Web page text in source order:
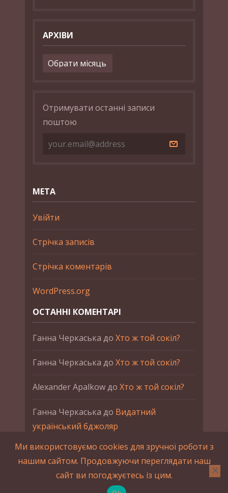
АРХІВИ
Архіви
Отримувати останні записи
поштою
МЕТА
Увійти
Стрічка записів
Стрічка коментарів
WordPress.org
ОСТАННІ КОМЕНТАРІ
Ганна Черкаська до Хто ж той сокіл?
Ганна Черкаська до Хто ж той сокіл?
Alexander Apalkowдо Хто ж той сокіл?
Ганна Черкаська до Видатний
український бджоляр
Ганна ЧеркаськадоПетро Франко
2015-2023 © UAHistory Всі права застережено.
При використанні матеріалів сайта обов'язкове
Ми використовуємо cookies для зручної роботи з
нашим сайтом. Продовжуючи переглядати наш
сайт ви погоджуєтесь із цим.